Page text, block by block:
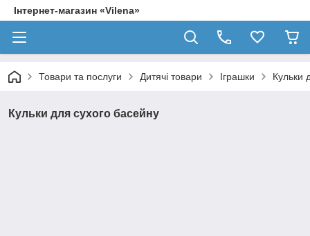
Інтернет-магазин «Vilena»
Товари та послуги Дитячі товари Іграшки Кульки
Кульки для сухого басейну